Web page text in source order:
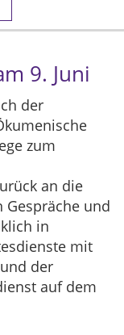
9. Juni
der
zum
an die
und
in
mit
der
auf dem